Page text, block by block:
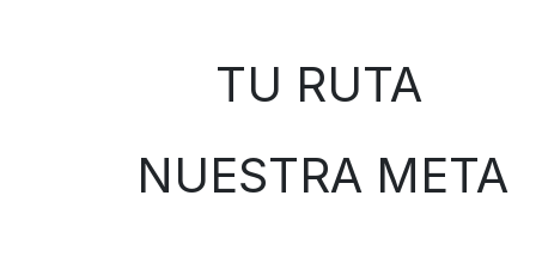
TU RUTA
NUESTRA META